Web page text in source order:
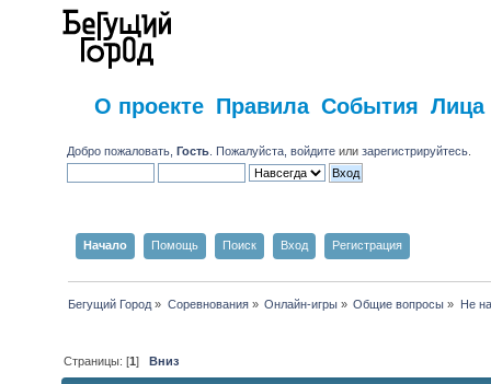
О проекте Правила События Лица
Добро пожаловать,Гость . Пожалуйста,войдите илизарегистрируйтесь
Начало Помощь Поиск Вход Регистрация
Бегущий Город » Соревнования» Онлайн-игры » Общие вопросы » Не
Страницы: [1]Вниз